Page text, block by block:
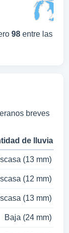
98 entre las
breves
de lluvia
(13 mm)
(12 mm)
(13 mm)
Baja (24 mm)